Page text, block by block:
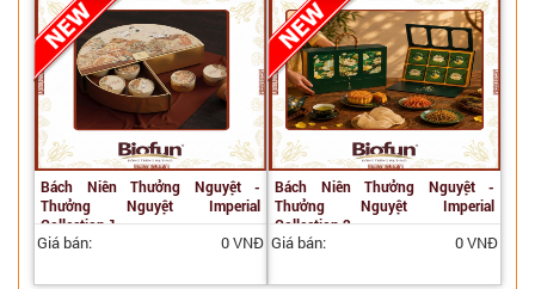
Bách Niên Thưởng Nguyệt -
Thưởng Nguyệt Imperial
Collection 1
Giá bán: 0 VNĐ
Bách Niên Thưởng Nguyệt -
Thưởng Nguyệt Imperial
Collection 2
Giá bán: 0 VNĐ